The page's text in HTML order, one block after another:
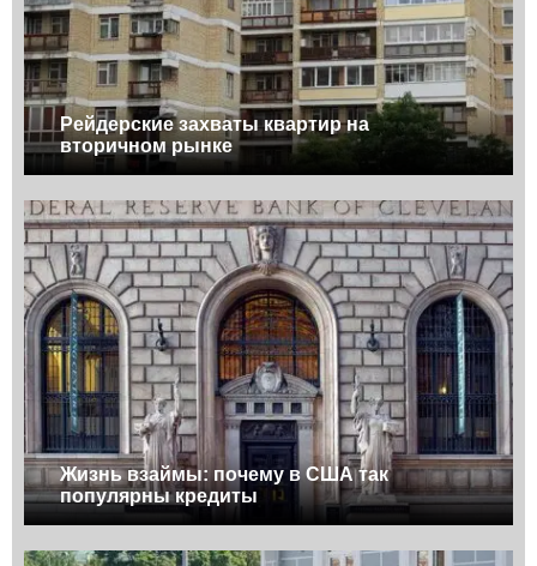
Рейдерские захваты квартир на
вторичном рынке
Жизнь взаймы: почему в США так
популярны кредиты